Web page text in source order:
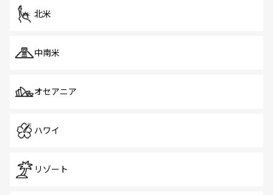
北米
中南米
オセアニア
ハワイ
リゾート